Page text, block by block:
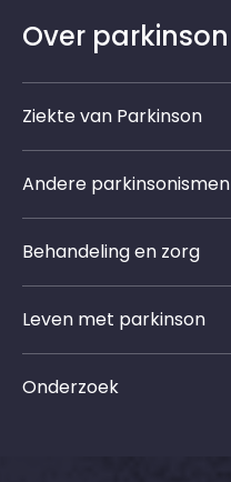
Over parkinson
Ziekte van Parkinson
Andere parkinsonismen
Behandeling en zorg
Leven met parkinson
Onderzoek